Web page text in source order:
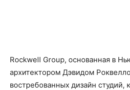
Rockwell Group, основанная в
архитектором Дэвидом
востребованных дизайн студий,